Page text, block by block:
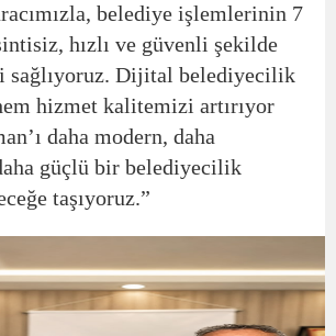
belediye işlemlerinin 7
hızlı ve güvenli şekilde
sağlıyoruz. Dijital belediyecilik
hizmet kalitemizi artırıyor
daha modern, daha
güçlü bir belediyecilik
taşıyoruz.”